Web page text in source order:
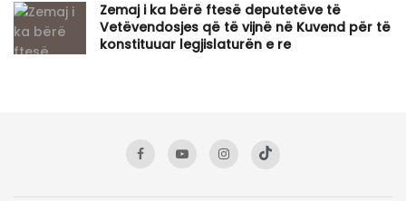
Zemaj i ka bërë ftesë deputetëve të
Vetëvendosjes që të vijnë në Kuvend për të
konstituuar legjislaturën e re